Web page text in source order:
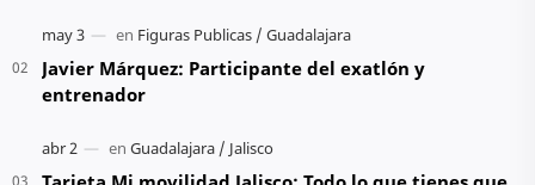
Javier Márquez: Participante del exatlón y
entrenador